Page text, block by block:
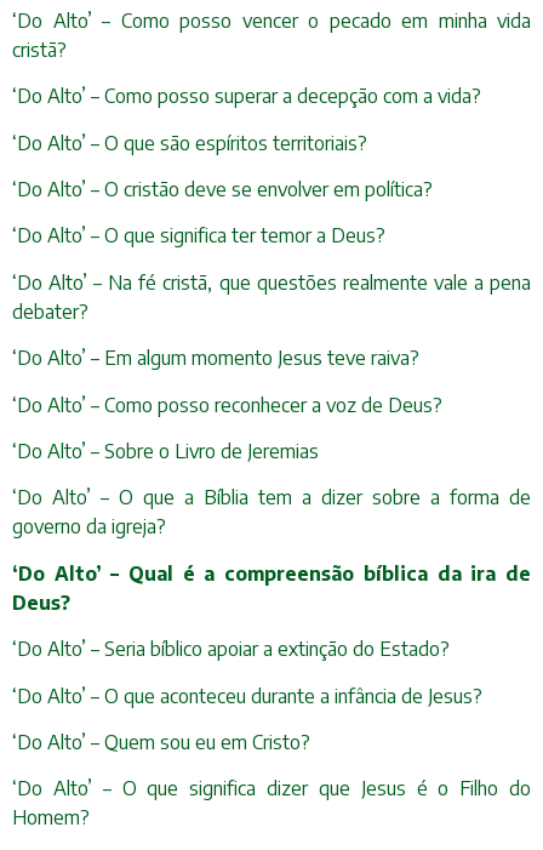
‘Do Alto’ – Como posso vencer o pecado em minha vida
cristã?
‘Do Alto’ – Como posso superar a decepção com a vida?
‘Do Alto’ – O que são espíritos territoriais?
‘Do Alto’ – O cristão deve se envolver em política?
‘Do Alto’ – O que significa ter temor a Deus?
‘Do Alto’ – Na fé cristã, que questões realmente vale a pena
debater?
‘Do Alto’ – Em algum momento Jesus teve raiva?
‘Do Alto’ – Como posso reconhecer a voz de Deus?
‘Do Alto’ – Sobre o Livro de Jeremias
‘Do Alto’ – O que a Bíblia tem a dizer sobre a forma de
governo da igreja?
‘Do Alto’ – Qual é a compreensão bíblica da ira de
Deus?
‘Do Alto’ – Seria bíblico apoiar a extinção do Estado?
‘Do Alto’ – O que aconteceu durante a infância de Jesus?
‘Do Alto’ – Quem sou eu em Cristo?
‘Do Alto’ – O que significa dizer que Jesus é o Filho do
Homem?